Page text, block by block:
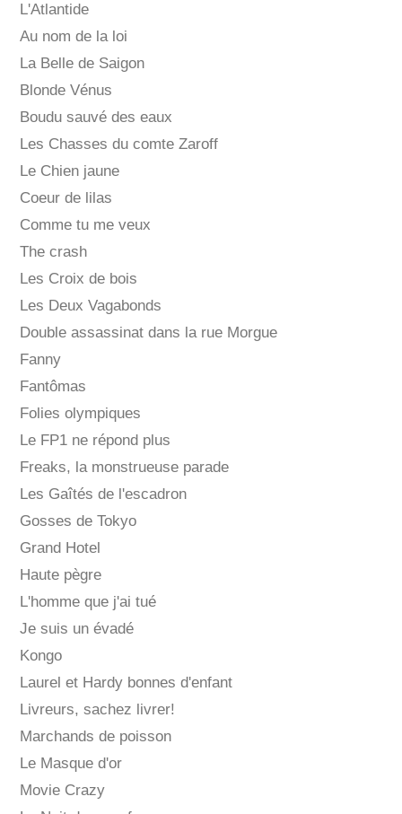
L'Atlantide
Au nom de la loi
La Belle de Saigon
Blonde Vénus
Boudu sauvé des eaux
Les Chasses du comte Zaroff
Le Chien jaune
Coeur de lilas
Comme tu me veux
The crash
Les Croix de bois
Les Deux Vagabonds
Double assassinat dans la rue Morgue
Fanny
Fantômas
Folies olympiques
Le FP1 ne répond plus
Freaks, la monstrueuse parade
Les Gaîtés de l'escadron
Gosses de Tokyo
Grand Hotel
Haute pègre
L'homme que j'ai tué
Je suis un évadé
Kongo
Laurel et Hardy bonnes d'enfant
Livreurs, sachez livrer!
Marchands de poisson
Le Masque d'or
Movie Crazy